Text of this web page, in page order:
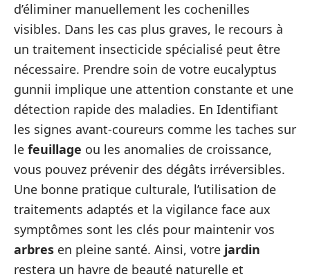
d’éliminer manuellement les cochenilles
visibles. Dans les cas plus graves, le recours à
un traitement insecticide spécialisé peut être
nécessaire. Prendre soin de votre eucalyptus
gunnii implique une attention constante et une
détection rapide des maladies. En Identifiant
les signes avant-coureurs comme les taches sur
le feuillage ou les anomalies de croissance,
vous pouvez prévenir des dégâts irréversibles.
Une bonne pratique culturale, l’utilisation de
traitements adaptés et la vigilance face aux
symptômes sont les clés pour maintenir vos
arbres en pleine santé. Ainsi, votre jardin
restera un havre de beauté naturelle et